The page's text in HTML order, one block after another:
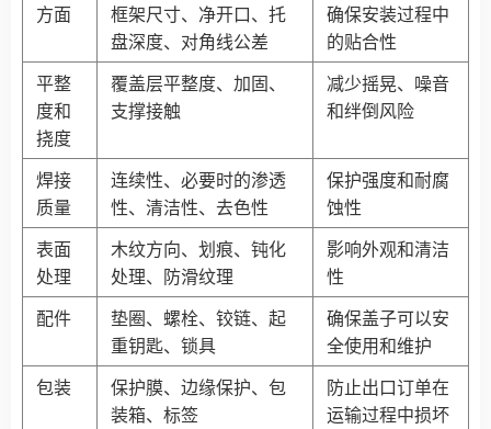
方面
框架尺寸、净开口、托
盘深度、对角线公差
确保安装过程中
的贴合性
平整
度和
挠度
覆盖层平整度、加固、
支撑接触
减少摇晃、噪音
和绊倒风险
焊接
质量
连续性、必要时的渗透
性、清洁性、去色性
保护强度和耐腐
蚀性
表面
处理
木纹方向、划痕、钝化
处理、防滑纹理
影响外观和清洁
性
配件
垫圈、螺栓、铰链、起
重钥匙、锁具
确保盖子可以安
全使用和维护
包装
保护膜、边缘保护、包
装箱、标签
防止出口订单在
运输过程中损坏